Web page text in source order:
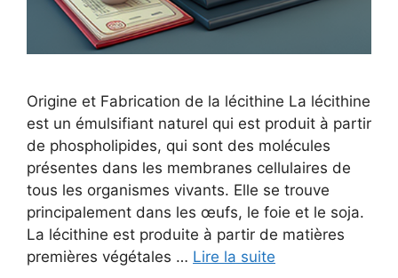
Origine et Fabrication de la lécithine La lécithine
est un émulsifiant naturel qui est produit à partir
de phospholipides, qui sont des molécules
présentes dans les membranes cellulaires de
tous les organismes vivants. Elle se trouve
principalement dans les œufs, le foie et le soja.
La lécithine est produite à partir de matières
premières végétales … Lire la suite